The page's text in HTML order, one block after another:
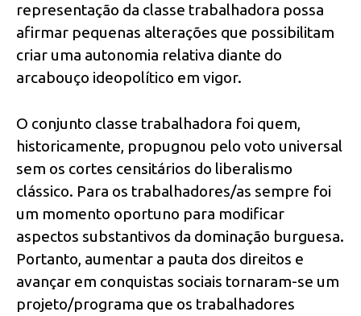
representação da classe trabalhadora possa
afirmar pequenas alterações que possibilitam
criar uma autonomia relativa diante do
arcabouço ideopolítico em vigor.
O conjunto classe trabalhadora foi quem,
historicamente, propugnou pelo voto universal
sem os cortes censitários do liberalismo
clássico. Para os trabalhadores/as sempre foi
um momento oportuno para modificar
aspectos substantivos da dominação burguesa.
Portanto, aumentar a pauta dos direitos e
avançar em conquistas sociais tornaram-se um
projeto/programa que os trabalhadores